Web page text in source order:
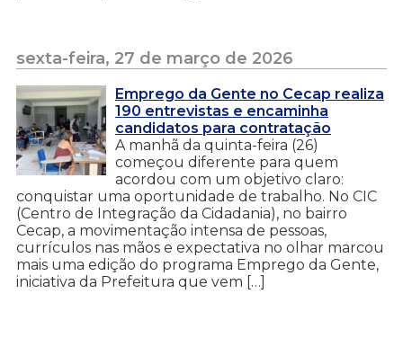
sexta-feira, 27 de março de 2026
Emprego da Gente no Cecap realiza
190 entrevistas e encaminha
candidatos para contratação
A manhã da quinta-feira (26)
começou diferente para quem
acordou com um objetivo claro:
conquistar uma oportunidade de trabalho. No CIC
(Centro de Integração da Cidadania), no bairro
Cecap, a movimentação intensa de pessoas,
currículos nas mãos e expectativa no olhar marcou
mais uma edição do programa Emprego da Gente,
iniciativa da Prefeitura que vem […]